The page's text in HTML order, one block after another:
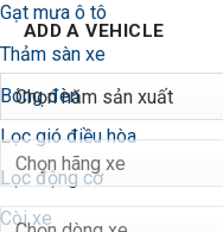
Gạt mưa ô tô
Thảm sàn xe
Bóng đèn
Lọc gió điều hòa
Lọc động cơ
Còi xe
ADD A VEHICLE